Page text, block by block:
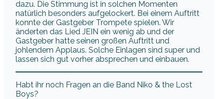
dazu. Die Stimmung ist in solchen Momenten
natürlich besonders aufgelockert. Bei einem Auftritt
konnte der Gastgeber Trompete spielen. Wir
änderten das Lied JEIN ein wenig ab und der
Gastgeber hatte seinen großen Auftritt und
johlendem Applaus. Solche Einlagen sind super und
lassen sich gut vorher absprechen und einbauen.
Habt ihr noch Fragen an die Band Niko & the Lost
Boys?